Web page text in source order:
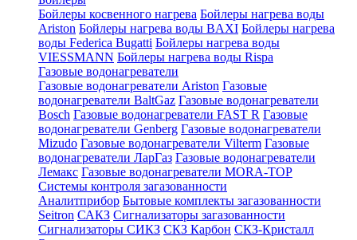
Бойлеры косвенного нагрева Бойлеры нагрева воды
Ariston Бойлеры нагрева воды BAXI Бойлеры нагрева
воды Federica Bugatti Бойлеры нагрева воды
VIESSMANN Бойлеры нагрева воды Rispa
Газовые водонагреватели
Газовые водонагреватели Ariston Газовые
водонагреватели BaltGaz Газовые водонагреватели
Bosch Газовые водонагреватели FAST R Газовые
водонагреватели Genberg Газовые водонагреватели
Mizudo Газовые водонагреватели Vilterm Газовые
водонагреватели ЛарГаз Газовые водонагреватели
Лемакс Газовые водонагреватели MORA-TOP
Системы контроля загазованности
Аналитприбор Бытовые комплекты загазованности
Seitron САКЗ Сигнализаторы загазованности
Сигнализаторы СИКЗ СКЗ Карбон СКЗ-Кристалл